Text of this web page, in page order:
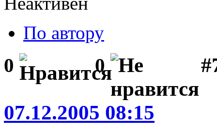
По автору
0 0
07.12.2005 08:15